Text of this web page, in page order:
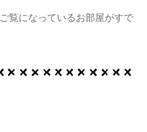
覧になっているお部屋がすで